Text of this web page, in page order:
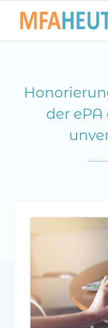
Inhalt
Aktuelles
MFA-heute
Ihre Werbung auf
Suche
der ePA